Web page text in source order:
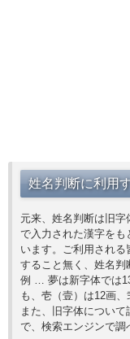
姓名判断に利用
元来、姓名判断は旧
で入力された漢字を
います。ご利用され
すること無く、姓名判
例 … 夢は新字体では
も、壱（壹）は12画、
また、旧字体につい
で、検索エンジンで調